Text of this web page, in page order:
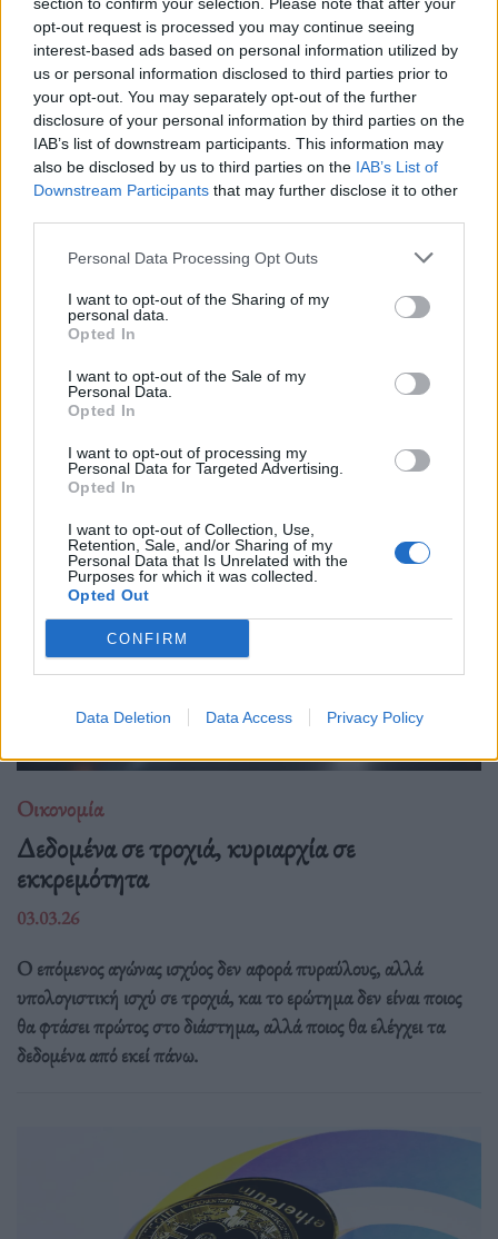
opt-out request is processed you may continue seeing
interest-based ads based on personal information utilized by
us or personal information disclosed to third parties prior to
your opt-out. You may separately opt-out of the further
disclosure of your personal information by third parties on the
IAB’s list of downstream participants. This information may
also be disclosed by us to third parties on the IAB’s List of
Downstream Participants that may further disclose it to other
Personal Data Processing Opt Outs
I want to opt-out of the Sharing of my
personal data.
Opted In
I want to opt-out of the Sale of my
Personal Data.
Opted In
I want to opt-out of processing my
Personal Data for Targeted Advertising.
Opted In
I want to opt-out of Collection, Use,
Retention, Sale, and/or Sharing of my
Personal Data that Is Unrelated with the
Purposes for which it was collected.
Opted Out
CONFIRM
Data Deletion Data Access Privacy Policy
Οικονομία
13.03.26
Ο πόλεμος δεν είναι παιχνίδι και οι κρίσεις που συνεπάγονται
αυτού σπάνια διαρκούν ελάχιστα.
Οικονομία
Δεδομένα σε τροχιά, κυριαρχία σε
εκκρεμότητα
03.03.26
Ο επόμενος αγώνας ισχύος δεν αφορά πυραύλους, αλλά
υπολογιστική ισχύ σε τροχιά, και το ερώτημα δεν είναι ποιος
θα φτάσει πρώτος στο διάστημα, αλλά ποιος θα ελέγχει τα
δεδομένα από εκεί πάνω.